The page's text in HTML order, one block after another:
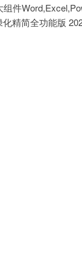
件
精简全功能版